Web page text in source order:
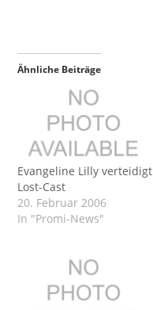
Ähnliche Beiträge
Evangeline Lilly verteidigt
Lost-Cast
20. Februar 2006
In "Promi-News"